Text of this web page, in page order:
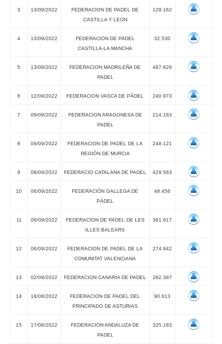
3 13/09/2022
FEDERACION DE PADEL DE
CASTILLA Y LEON
129.162
4 13/09/2022
FEDERACION DE PADEL
CASTILLA-LA MANCHA
32.530
5 13/09/2022
FEDERACION MADRILEÑA DE
PADEL
487.626
6 12/09/2022 FEDERACION VASCA DE PÁDEL 240.973
7 09/09/2022
FEDERACION ARAGONESA DE
PADEL
214.183
8 09/09/2022
FEDERACION DE PADEL DE LA
REGIÓN DE MURCIA
248.121
9 08/09/2022 FEDERACIO CATALANA DE PADEL 429.563
10 06/09/2022
FEDERACIÓN GALLEGA DE
PÁDEL
48.456
11 06/09/2022
FEDERACION DE PADEL DE LES
ILLES BALEARS
361.917
12 06/09/2022
FEDERACION DE PADEL DE LA
COMUNITAT VALENCIANA
274.842
13 02/09/2022 FEDERACION CANARIA DE PADEL 282.387
14 18/08/2022
FEDERACION DE PADEL DEL
PRINCIPADO DE ASTURIAS
90.613
15 17/08/2022
FEDERACION ANDALUZA DE
PADEL
325.183